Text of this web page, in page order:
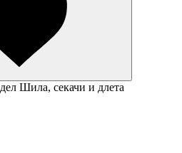
Шила, секачи и длета